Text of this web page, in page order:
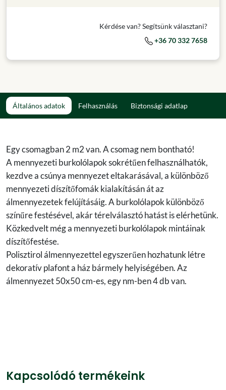
Kérdése van? Segítsünk választani?
+36 70 332 7658
Általános adatok Felhasználás Biztonsági adatlap
Egy csomagban 2 m2 van. A csomag nem bontható!
A mennyezeti burkolólapok sokrétűen felhasználhatók,
kezdve a csúnya mennyezet eltakarásával, a különböző
mennyezeti díszítőfomák kialakításán át az
álmennyezetek felújításáig. A burkolólapok különböző
színűre festésével, akár térelválasztó hatást is elérhetünk.
Közkedvelt még a mennyezeti burkolólapok mintáinak
díszítőfestése.
Polisztirol álmennyezettel egyszerűen hozhatunk létre
dekoratív plafont a ház bármely helyiségében. Az
álmennyezet 50x50 cm-es, egy nm-ben 4 db van.
Kapcsolódó termékeink